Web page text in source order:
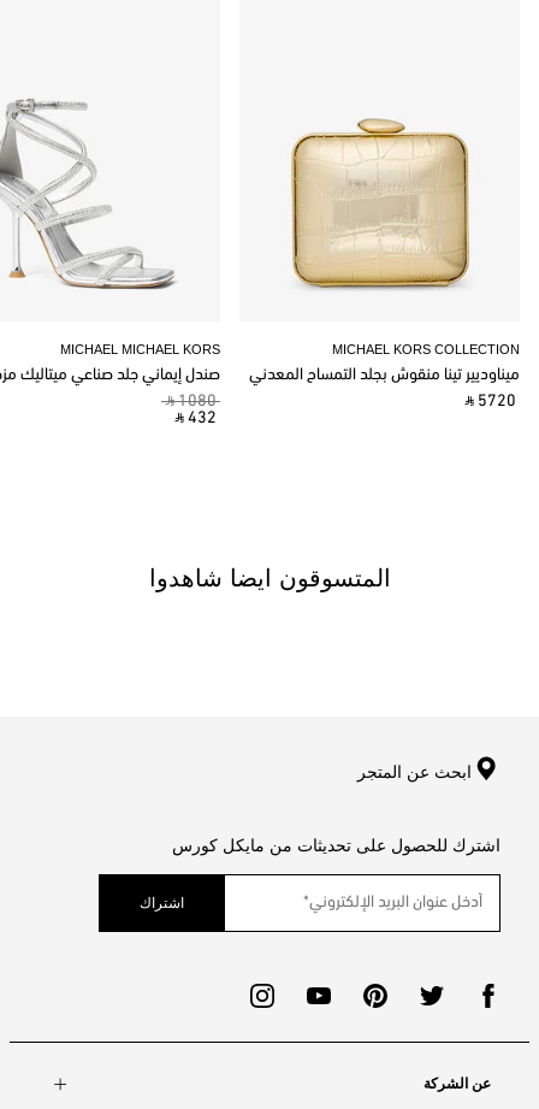
MICHAEL MICHAEL KORS
صندل إيماني جلد صناعي ميتاليك
‎ ⃁ 1080 ‎
‎ ⃁ 432 ‎
MICHAEL KORS COLLECTION
ميناوديير تينا منقوش بجلد التمساح المعدني
‎ ⃁ 5720 ‎
المتسوقون ايضا شاهدوا
ابحث عن المتجر
اشترك للحصول على تحديثات من مايكل كورس
اشتراك
عن الشركة